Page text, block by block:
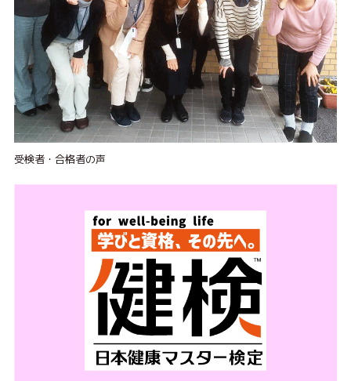
受検者・合格者の声